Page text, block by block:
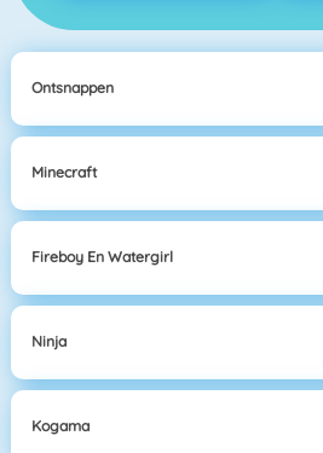
Ontsnappen
Minecraft
Fireboy En Watergirl
Ninja
Kogama